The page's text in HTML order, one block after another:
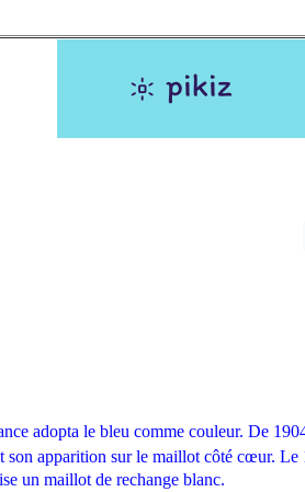
adopta le bleu comme couleur. De
apparition sur le maillot côté cœur. Le
un maillot de rechange blanc.